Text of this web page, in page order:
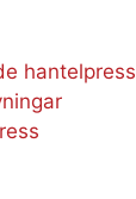
hantelpress